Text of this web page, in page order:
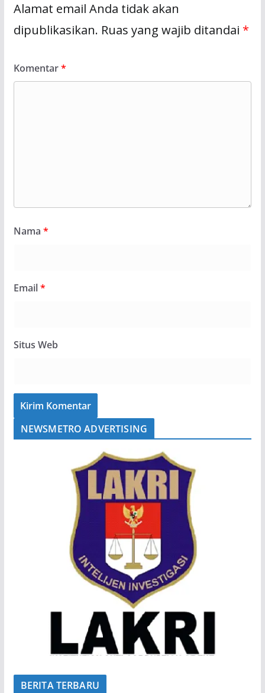
Alamat email Anda tidak akan
dipublikasikan. Ruas yang wajib ditandai *
Komentar*
Nama *
Email*
Situs Web
NEWSMETRO ADVERTISING
BERITA TERBARU